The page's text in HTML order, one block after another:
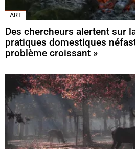
ART
Des chercheurs alertent sur
pratiques domestiques
problème croissant »